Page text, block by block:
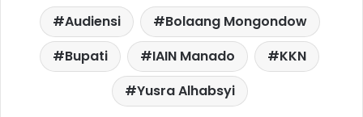
Audiensi
Bolaang Mongondow
Bupati
IAIN Manado
KKN
Yusra Alhabsyi